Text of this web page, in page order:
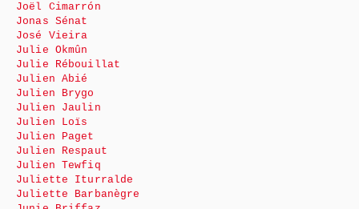
Joël Cimarrón
Jonas Sénat
José Vieira
Julie Okmûn
Julie Rébouillat
Julien Abié
Julien Brygo
Julien Jaulin
Julien Loïs
Julien Paget
Julien Respaut
Julien Tewfiq
Juliette Iturralde
Juliette Barbanègre